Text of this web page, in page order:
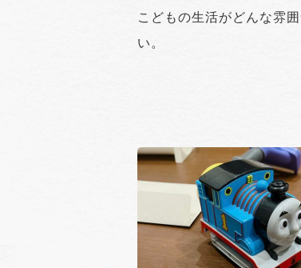
こどもの生活がどんな雰
い。